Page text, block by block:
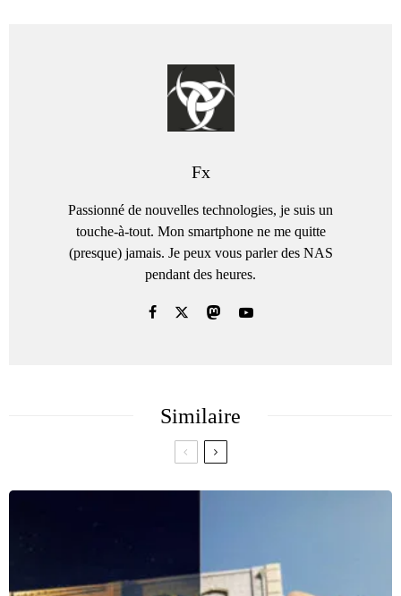
Fx
Passionné de nouvelles technologies, je suis un
touche-à-tout. Mon smartphone ne me quitte
(presque) jamais. Je peux vous parler des NAS
pendant des heures.
Similaire